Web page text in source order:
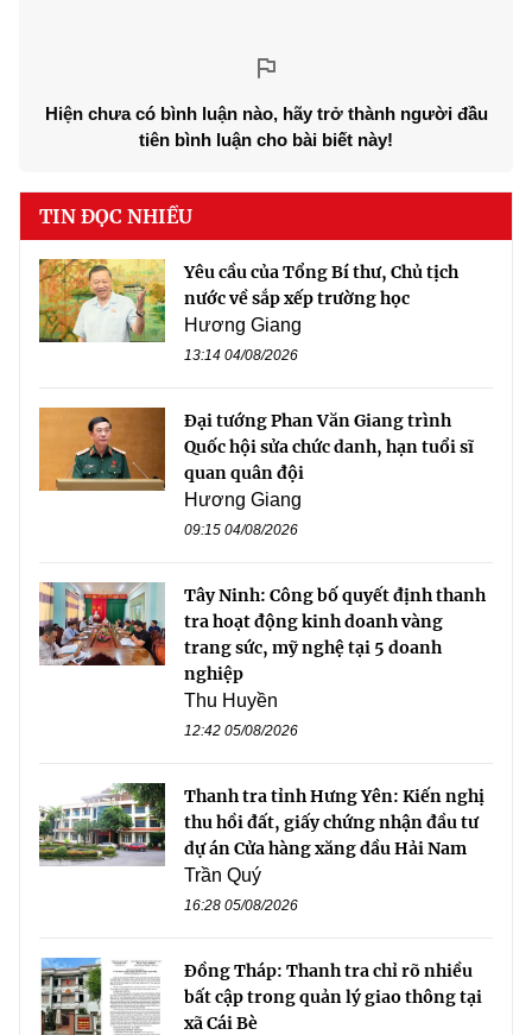
Hiện chưa có bình luận nào, hãy trở thành người đầu
tiên bình luận cho bài biết này!
TIN ĐỌC NHIỀU
Yêu cầu của Tổng Bí thư, Chủ tịch
nước về sắp xếp trường học
Hương Giang
13:14 04/08/2026
Đại tướng Phan Văn Giang trình
Quốc hội sửa chức danh, hạn tuổi sĩ
quan quân đội
Hương Giang
09:15 04/08/2026
Tây Ninh: Công bố quyết định thanh
tra hoạt động kinh doanh vàng
trang sức, mỹ nghệ tại 5 doanh
nghiệp
Thu Huyền
12:42 05/08/2026
Thanh tra tỉnh Hưng Yên: Kiến nghị
thu hồi đất, giấy chứng nhận đầu tư
dự án Cửa hàng xăng dầu Hải Nam
Trần Quý
16:28 05/08/2026
Đồng Tháp: Thanh tra chỉ rõ nhiều
bất cập trong quản lý giao thông tại
xã Cái Bè